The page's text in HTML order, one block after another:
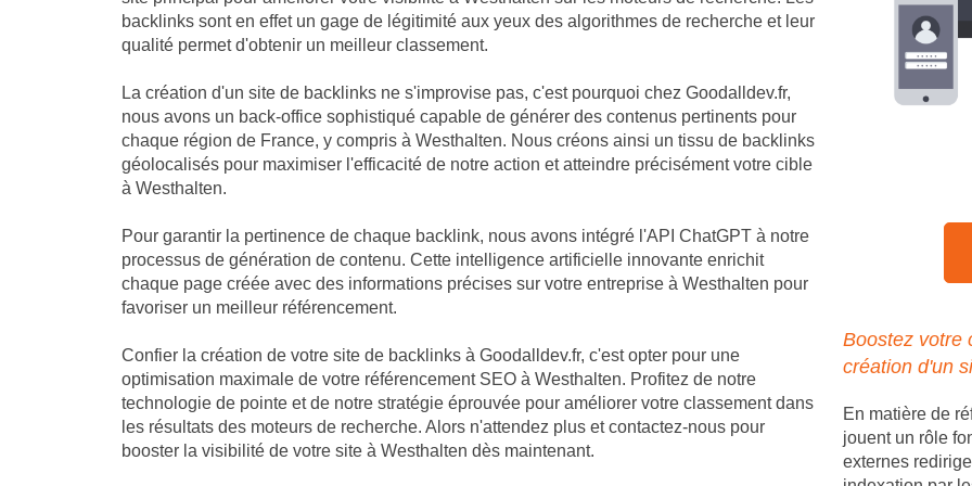
backlinks sont en effet un gage de légitimité aux yeux des algorithmes de recherche et leur
qualité permet d'obtenir un meilleur classement.
La création d'un site de backlinks ne s'improvise pas, c'est pourquoi chez Goodalldev.fr,
nous avons un back-office sophistiqué capable de générer des contenus pertinents pour
chaque région de France, y compris à Westhalten. Nous créons ainsi un tissu de backlinks
géolocalisés pour maximiser l'efficacité de notre action et atteindre précisément votre cible
à Westhalten.
Pour garantir la pertinence de chaque backlink, nous avons intégré l'API ChatGPT à notre
processus de génération de contenu. Cette intelligence artificielle innovante enrichit
chaque page créée avec des informations précises sur votre entreprise à Westhalten pour
favoriser un meilleur référencement.
Confier la création de votre site de backlinks à Goodalldev.fr, c'est opter pour une
optimisation maximale de votre référencement SEO à Westhalten. Profitez de notre
technologie de pointe et de notre stratégie éprouvée pour améliorer votre classement dans
les résultats des moteurs de recherche. Alors n'attendez plus et contactez-nous pour
booster la visibilité de votre site à Westhalten dès maintenant.
Boostez votre
création d'un
En matière de
jouent un rôle
externes